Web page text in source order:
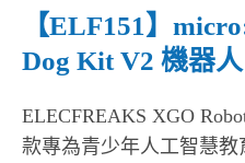
【ELF151】
Dog Kit V2 機器
ELECFREAKS XGO
款專為青少年人工智慧